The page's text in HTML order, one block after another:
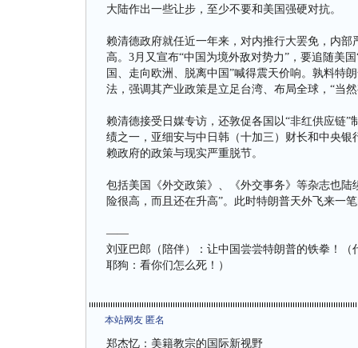
大陆作出一些让步，至少不要和美国强硬对抗。
赖清德政府就任近一年来，对内推行大罢免，内
高。3月又宣布“中国为境外敌对势力”，要追随美
国、走向欧洲、脱离中国”喊得震天价响。孰料特
法，强调其产业政策是立足台湾、布局全球，“当
赖清德接受日媒专访，还敦促各国以“非红供应链
绩之一，亚细安与中日韩（十加三）财长和中央
赖政府的政策与现实严重脱节。
包括美国《外交政策》、《外交事务》等杂志也
险很高，而且还在升高”。此时特朗普天外飞来一
——
刘亚巴郎（陪伴）：让中国尝尝特朗普的铁拳！
耶狗：看你们怎么死！）
本站网友 匿名
郑杰忆：美籍教宗的国际新视野